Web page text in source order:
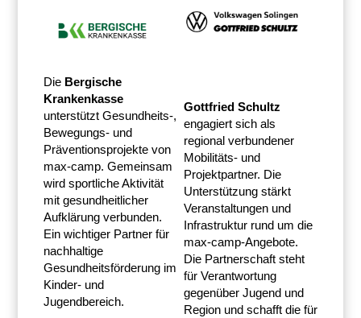
Die Bergische
Krankenkasse
unterstützt Gesundheits-,
Bewegungs- und
Präventionsprojekte von
max-camp. Gemeinsam
wird sportliche Aktivität
mit gesundheitlicher
Aufklärung verbunden.
Ein wichtiger Partner für
nachhaltige
Gesundheitsförderung im
Kinder- und
Jugendbereich.
Gottfried Schultz
engagiert sich als
regional verbundener
Mobilitäts- und
Projektpartner. Die
Unterstützung stärkt
Veranstaltungen und
Infrastruktur rund um die
max-camp-Angebote.
Die Partnerschaft steht
für Verantwortung
gegenüber Jugend und
Region und schafft die für